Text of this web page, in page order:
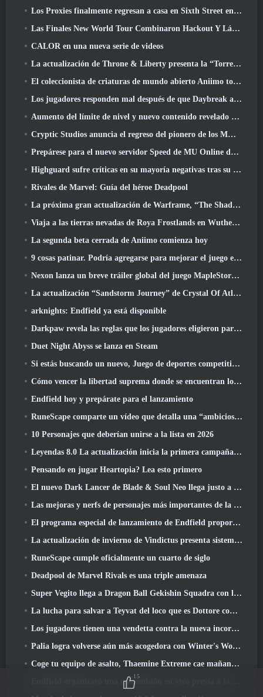
Los Proxies finalmente regresan a casa en Sixth Street en la versión de Zenless Zone Zero 2.6 Actualizar
Las Finales New World Tour Combinaron Hackout Y Láseres Orbitales
CALOR en una nueva serie de videos
La actualización de Throne & Liberty presenta la “Torre de la codicia” generada aleatoriamente
El coleccionista de criaturas de mundo abierto Aniimo toca las notas correctas
Los jugadores responden mal después de que Daybreak anunciara planes para saltarse las hojas de ruta de EverQuest y EQ2
Aumento del límite de nivel y nuevo contenido revelado en Phantasy Star Online 2: Corriente de onda titular de NGS
Cryptic Studios anuncia el regreso del pionero de los MMO Jack Emmert como director ejecutivo
Prepárese para el nuevo servidor Speed ​​de MU Online durante el evento previo
Highguard sufre críticas en su mayoría negativas tras su lanzamiento
Rivales de Marvel: Guía del héroe Deadpool
La próxima gran actualización de Warframe, “The Shadowgrapher” llegará en marzo
Viaja a las tierras nevadas de Roya Frostlands en Wuthering Waves Próxima versión 3.1
La segunda beta cerrada de Aniimo comienza hoy
9 cosas patinar. Podría agregarse para mejorar el juego en 2026
Nexon lanza un breve tráiler global del juego MapleStory Classic World
La actualización “Sandstorm Journey” de Crystal Of Atlan eleva el límite de nivel a 70
arknights: Endfield ya está disponible
Darkpaw revela las reglas que los jugadores eligieron para el próximo servidor Frostreaver de EverQuest
Duet Night Abyss se lanza en Steam
Si estás buscando un nuevo, Juego de deportes competitivos, La prueba beta cerrada del fútbol estilo libre 2 está en camino
Cómo vencer la libertad suprema donde se encuentran los vientos
Endfield hoy y prepárate para el lanzamiento
RuneScape comparte un vídeo que detalla una “ambiciosa serie de actualizaciones de contenido”
10 Personajes que deberían unirse a la lista en 2026
Leyendas 8.0 La actualización inicia la primera campaña de 2026
Pensando en jugar Heartopia? Lea esto primero
El nuevo Dark Lancer de Blade & Soul Neo llega justo a tiempo para el primer aniversario
Las mejoras y nerfs de personajes más importantes de la temporada 6
El programa especial de lanzamiento de Endfield proporciona detalles sobre el sistema de monetización del juego
La actualización de invierno de Vindictus presenta sistemas para facilitar la progresión de los jugadores
RuneScape cumple oficialmente un cuarto de siglo
Deadpool de Marvel Rivals es una triple amenaza
Super Vegito llega a Dragon Ball Gekishin Squadra con la llegada de la temporada 3
La lucha para salvar a Teyvat del loco que es Dottore comienza hoy en Genshin Impact
Los jugadores tienen una vendetta contra la nueva incorporación de Overwatch
Palia logra volverse aún más acogedora con Winter's Wonder: Actualización del Santuario Nevado
Coge tu equipo de asalto, Thaemine Extreme cae mañana en Lost Ark
Endfield organizará una transmisión en vivo previa a la transmisión en vivo esta semana
15